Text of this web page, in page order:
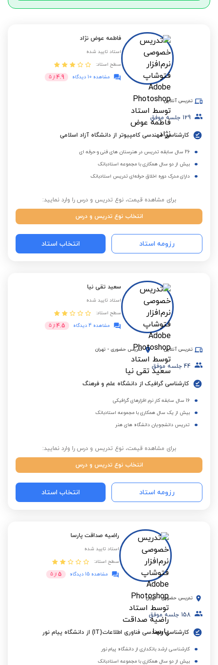
فاطمه عوض نژاد
استاد تایید شده
سطح استاد:
مشاهده 10 دیدگاه
4.9 از 5
تدریس آنلاین
129 جلسه موفق
کارشناسی مهندسی کامپیوتر از دانشگاه آزاد اسلامی
26 سال سابقه تدریس در هنرستان های فنی و حرفه ای
بیش از دو سال همکاری با مجموعه استادبانک
دارای مدرک دوره اخلاق حرفه‌ای تدریس استادبانک
برای مشاهده قیمت، نوع تدریس و درس را وارد نمایید:
انتخاب نوع تدریس و درس
رزومه استاد انتخاب استاد
سعید تقی نیا
استاد تایید شده
سطح استاد:
مشاهده 4 دیدگاه
4.5 از 5
تدریس آنلاین تدریس حضوری - تهران
44 جلسه موفق
کارشناسی گرافیک از دانشگاه علم و فرهنگ
16 سال سابقه کار نرم افزارهای گرافیکی
بیش از یک سال همکاری با مجموعه استادبانک
تدریس دانشجویان دانشگاه های هنر
برای مشاهده قیمت، نوع تدریس و درس را وارد نمایید:
انتخاب نوع تدریس و درس
رزومه استاد انتخاب استاد
راضیه صداقت پارسا
استاد تایید شده
سطح استاد:
مشاهده 15 دیدگاه
5 از 5
تدریس حضوری - تهران
158 جلسه موفق
کارشناسی مهندسی فناوری اطلاعات(IT) از دانشگاه پیام نور
کارشناسی ارشد بانکداری از دانشگاه پیام نور
بیش از دو سال همکاری با مجموعه استادبانک